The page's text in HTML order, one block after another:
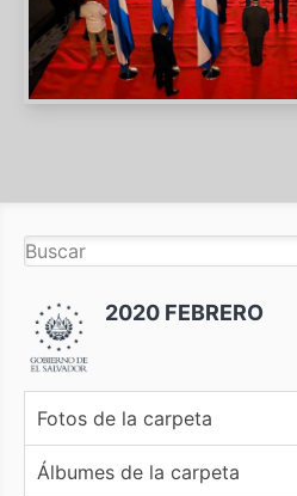
2020 FEBRERO
Fotos de la carpeta
Álbumes de la carpeta